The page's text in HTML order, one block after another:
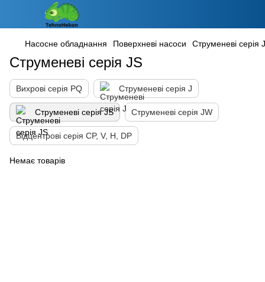
Насосне обладнання Поверхневі насоси Струменеві серія
Струменеві серія JS
Вихрові серія PQ Струменеві серія J
Струменеві серія JS Струменеві серія JW
Відцентрові серія CP, V, H, DP
Немає товарів